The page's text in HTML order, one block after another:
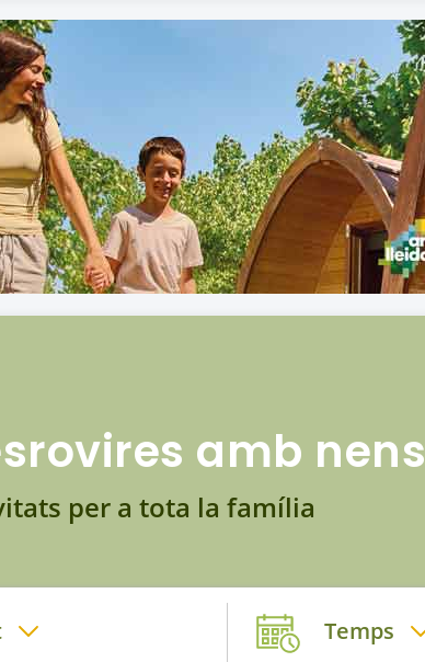
amb nens
per a tota la família
Temps